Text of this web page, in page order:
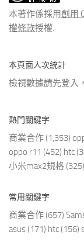
章
本著作係採用創用
權條款授權.
本頁面人次統計
檢視數據請先登入
熱門關鍵字
商業合作 (1,353)
oppo r11 (452) htc
小米max2規格 (325)
常用關鍵字
商業合作 (657)
asus (171) htc (156)